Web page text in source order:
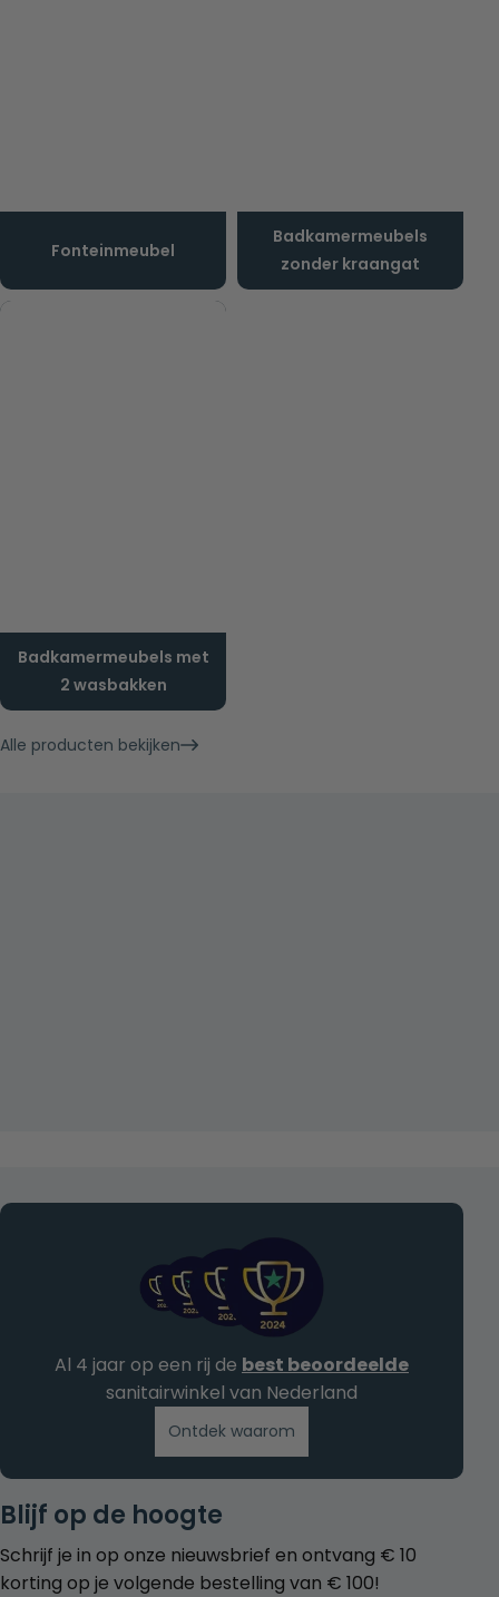
Fonteinmeubel
Badkamermeubels
zonder kraangat
Badkamermeubels met
2 wasbakken
Alle producten bekijken
Blijf op de hoogte
Schrijf je in op onze nieuwsbrief en ontvang € 10
korting op je volgende bestelling van € 100!
Al 4 jaar op een rij de best beoordeelde
sanitairwinkel van Nederland
Ontdek waarom